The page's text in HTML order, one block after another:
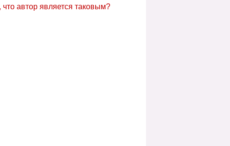
автор является таковым?